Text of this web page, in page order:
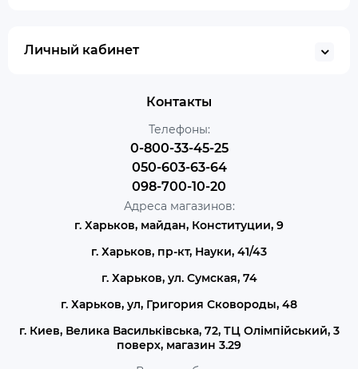
Личный кабинет
Контакты
Телефоны:
0-800-33-45-25
050-603-63-64
098-700-10-20
Адреса магазинов:
г. Харьков, майдан, Конституции, 9
г. Харьков, пр-кт, Науки, 41/43
г. Харьков, ул. Сумская, 74
г. Харьков, ул, Григория Сковороды, 48
г. Киев, Велика Васильківська, 72, ТЦ Олімпійський, 3
поверх, магазин 3.29